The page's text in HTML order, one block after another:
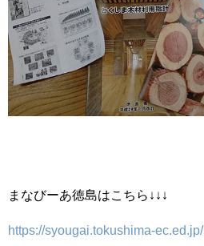
まなびーあ徳島はこちら↓↓↓
https://syougai.tokushima-ec.ed.jp/